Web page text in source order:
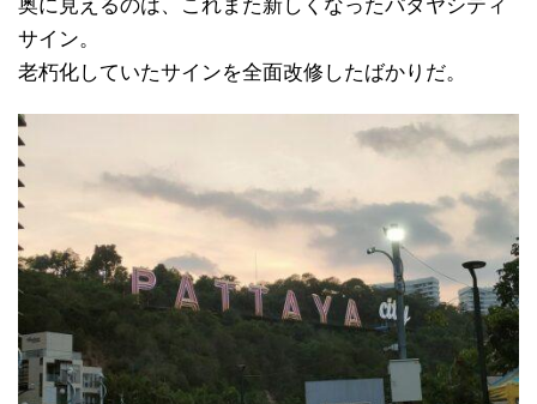
奥に見えるのは、これまた新しくなったパタヤシティ
サイン。
老朽化していたサインを全面改修したばかりだ。